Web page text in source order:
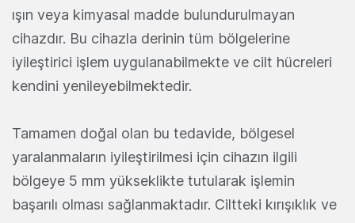
ışın veya kimyasal madde bulundurulmayan
cihazdır. Bu cihazla derinin tüm bölgelerine
iyileştirici işlem uygulanabilmekte ve cilt hücreleri
kendini yenileyebilmektedir.
Tamamen doğal olan bu tedavide, bölgesel
yaralanmaların iyileştirilmesi için cihazın ilgili
bölgeye 5 mm yükseklikte tutularak işlemin
başarılı olması sağlanmaktadır. Ciltteki kırışıklık ve